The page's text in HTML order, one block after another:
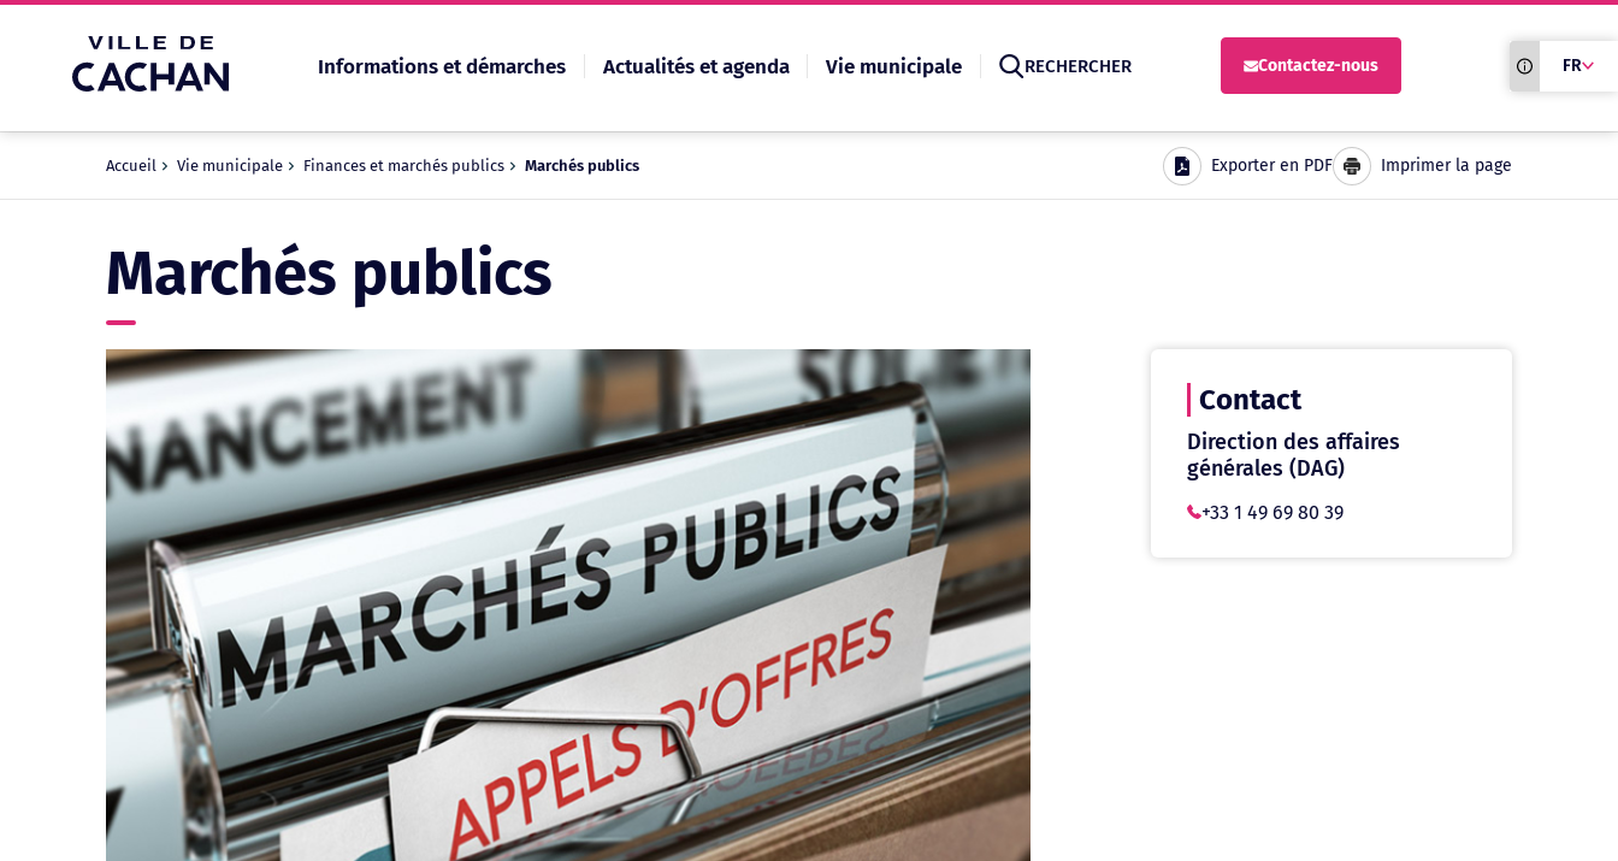
Informations et démarches Actualités et agenda Vie municipale RECHERCHER Contactez-nous
Recherche
Traduction
siteFR
Accueil Vie municipale Finances et marchés publics Marchés publics Exporter en PDF Imprimer la page
Marchés publics
Contact
Direction des affaires
générales (DAG)
+33 1 49 69 80 39